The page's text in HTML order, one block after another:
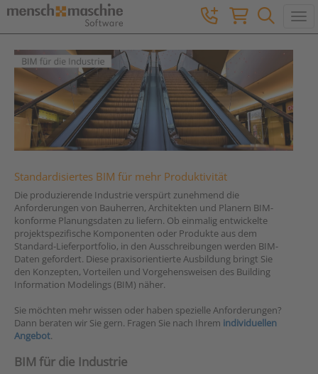
Standardisiertes BIM für mehr Produktivität
Die produzierende Industrie verspürt zunehmend die
Anforderungen von Bauherren, Architekten und Planern BIM-
konforme Planungsdaten zu liefern. Ob einmalig entwickelte
projektspezifische Komponenten oder Produkte aus dem
Standard-Lieferportfolio, in den Ausschreibungen werden BIM-
Daten gefordert. Diese praxisorientierte Ausbildung bringt Sie
den Konzepten, Vorteilen und Vorgehensweisen des Building
Information Modelings (BIM) näher.
Sie möchten mehr wissen oder haben spezielle Anforderungen?
Dann beraten wir Sie gern. Fragen Sie nach Ihrem individuellen
Angebot.
BIM für die Industrie